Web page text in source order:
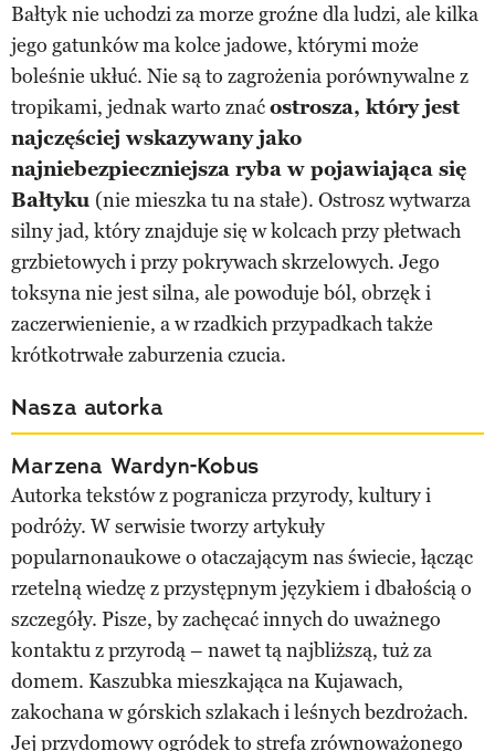
Bałtyk nie uchodzi za morze groźne dla ludzi, ale kilka
jego gatunków ma kolce jadowe, którymi może
boleśnie ukłuć. Nie są to zagrożenia porównywalne z
tropikami, jednak warto znaćostrosza, który jest
najczęściej wskazywany jako
najniebezpieczniejsza ryba w pojawiająca się
Bałtyku (nie mieszka tu na stałe). Ostrosz wytwarza
silny jad, który znajduje się w kolcach przy płetwach
grzbietowych i przy pokrywach skrzelowych. Jego
toksyna nie jest silna, ale powoduje ból, obrzęk i
zaczerwienienie, a w rzadkich przypadkach także
krótkotrwałe zaburzenia czucia.
Nasza autorka
Marzena Wardyn-Kobus
Autorka tekstów z pogranicza przyrody, kultury i
podróży. W serwisie tworzy artykuły
popularnonaukowe o otaczającym nas świecie, łącząc
rzetelną wiedzę z przystępnym językiem i dbałością o
szczegóły. Pisze, by zachęcać innych do uważnego
kontaktu z przyrodą – nawet tą najbliższą, tuż za
domem. Kaszubka mieszkająca na Kujawach,
zakochana w górskich szlakach i leśnych bezdrożach.
Jej przydomowy ogródek to strefa zrównoważonego